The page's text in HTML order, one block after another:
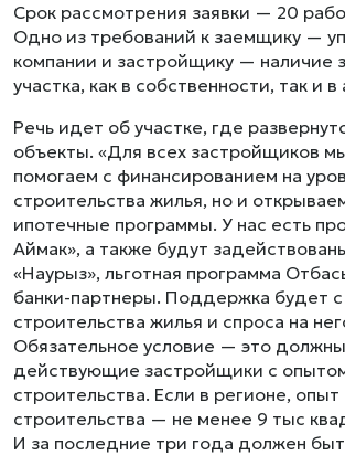
Срок рассмотрения заявки — 20
Одно из требований к заемщику —
компании и застройщику — наличие
участка, как в собственности, так и
Речь идет об участке, где
объекты. «Для всех застройщиков
помогаем с финансированием на
строительства жилья, но и
ипотечные программы. У нас есть
Аймак», а также будут
«Наурыз», льготная программа
банки-партнеры. Поддержка будет
строительства жилья и спроса на
Обязательное условие — это
действующие застройщики с
строительства. Если в регионе, опыт
строительства — не менее 9 тыс
И за последние три года должен